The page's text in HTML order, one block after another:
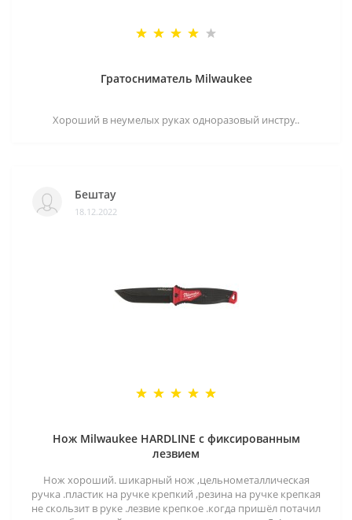
Гратосниматель Milwaukee
Хороший в неумелых руках одноразовый инстру..
Бештау
18.12.2022
Нож Milwaukee HARDLINE с фиксированным
лезвием
Нож хороший. шикарный нож ,цельнометаллическая
ручка .пластик на ручке крепкий ,резина на ручке крепкая
не скользит в руке .лезвие крепкое .когда пришёл потачил